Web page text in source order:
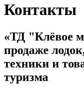
Контакты
«ТД "Клёвое
продаже
техники и
туризма